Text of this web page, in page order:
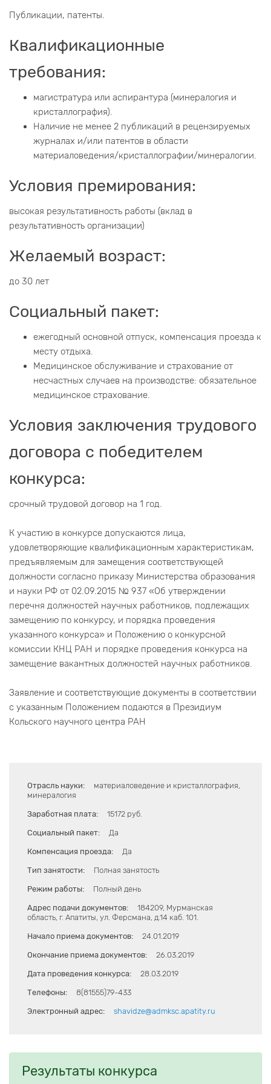
Публикации, патенты.
Квалификационные
требования:
магистратура или аспирантура (минералогия и
кристаллография).
Наличие не менее 2 публикаций в рецензируемых
журналах и/или патентов в области
материаловедения/кристаллографии/минералогии.
Условия премирования:
высокая результативность работы (вклад в
результативность организации)
Желаемый возраст:
до 30 лет
Социальный пакет:
ежегодный основной отпуск, компенсация проезда к
месту отдыха.
Медицинское обслуживание и страхование от
несчастных случаев на производстве: обязательное
медицинское страхование.
Условия заключения трудового
договора с победителем
конкурса:
срочный трудовой договор на 1 год.
К участию в конкурсе допускаются лица,
удовлетворяющие квалификационным характеристикам,
предъявляемым для замещения соответствующей
должности согласно приказу Министерства образования
и науки РФ от 02.09.2015 № 937 «Об утверждении
перечня должностей научных работников, подлежащих
замещению по конкурсу, и порядка проведения
указанного конкурса» и Положению о конкурсной
комиссии КНЦ РАН и порядке проведения конкурса на
замещение вакантных должностей научных работников.
Заявление и соответствующие документы в соответствии
с указанным Положением подаются в Президиум
Кольского научного центра РАН
Отрасль науки:
материаловедение и кристаллография,
минералогия
Заработная плата: 15172 руб.
Социальный пакет: Да
Компенсация проезда: Да
Тип занятости: Полная занятость
Режим работы: Полный день
Адрес подачи документов:
184209, Мурманская
область, г. Апатиты, ул. Ферсмана, д.14 каб. 101.
Начало приема документов: 24.01.2019
Окончание приема документов: 26.03.2019
Дата проведения конкурса: 28.03.2019
Телефоны: 8(81555)79-433
Электронный адрес: shavidze@admksc.apatity.ru
Результаты конкурса